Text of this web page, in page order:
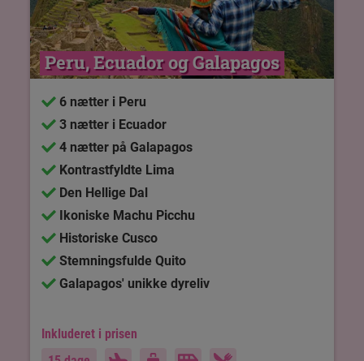
Peru, Ecuador og Galapagos
6 nætter i Peru
3 nætter i Ecuador
4 nætter på Galapagos
Kontrastfyldte Lima
Den Hellige Dal
Ikoniske Machu Picchu
Historiske Cusco
Stemningsfulde Quito
Galapagos' unikke dyreliv
Inkluderet i prisen